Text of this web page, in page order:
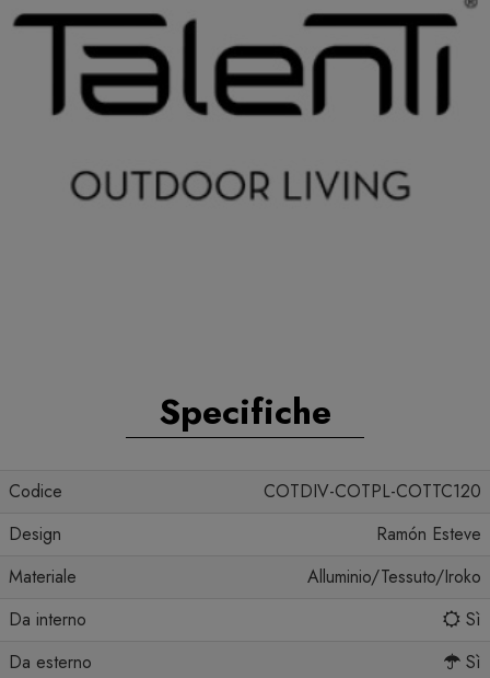
Specifiche
Codice
COTDIV-COTPL-COTTC120
Design
Ramón Esteve
Materiale
Alluminio/Tessuto/Iroko
Da interno
Sì
Da esterno
Sì